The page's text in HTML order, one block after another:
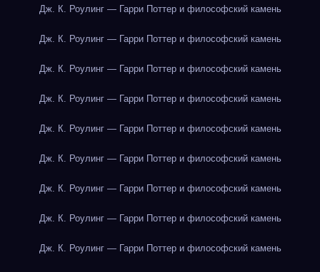
Дж. К. Роулинг — Гарри Поттер и философский камень
Дж. К. Роулинг — Гарри Поттер и философский камень
Дж. К. Роулинг — Гарри Поттер и философский камень
Дж. К. Роулинг — Гарри Поттер и философский камень
Дж. К. Роулинг — Гарри Поттер и философский камень
Дж. К. Роулинг — Гарри Поттер и философский камень
Дж. К. Роулинг — Гарри Поттер и философский камень
Дж. К. Роулинг — Гарри Поттер и философский камень
Дж. К. Роулинг — Гарри Поттер и философский камень